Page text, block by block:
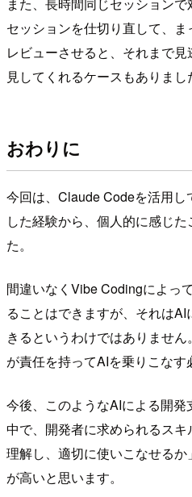
また、長時間同じセッション
セッションを仕切り直して、
レビューさせると、それまで
見してくれるケースもありまし
おわりに
今回は、Claude Codeを活用
した経験から、個人的に感じ
た。
間違いなくVibe Codingによっ
ることはできますが、それは
きるというわけではありませ
が責任を持ってAIを乗りこなす
今後、このようなAIによる開発
中で、開発者に求められるス
理解し、適切に使いこなせる
が高いと思います。